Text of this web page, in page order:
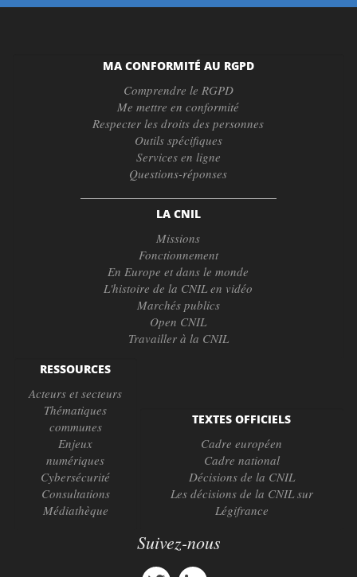
MA CONFORMITÉ AU RGPD
Comprendre le RGPD
Me mettre en conformité
Respecter les droits des personnes
Outils spécifiques
Services en ligne
Questions-réponses
LA CNIL
Missions
Fonctionnement
En Europe et dans le monde
L'histoire de la CNIL en vidéo
Marchés publics
Open CNIL
Travailler à la CNIL
RESSOURCES
Acteurs et secteurs
Thématiques
communes
Enjeux
numériques
Cybersécurité
Consultations
Médiathèque
TEXTES OFFICIELS
Cadre européen
Cadre national
Décisions de la CNIL
Les décisions de la CNIL sur
Légifrance
Suivez-nous